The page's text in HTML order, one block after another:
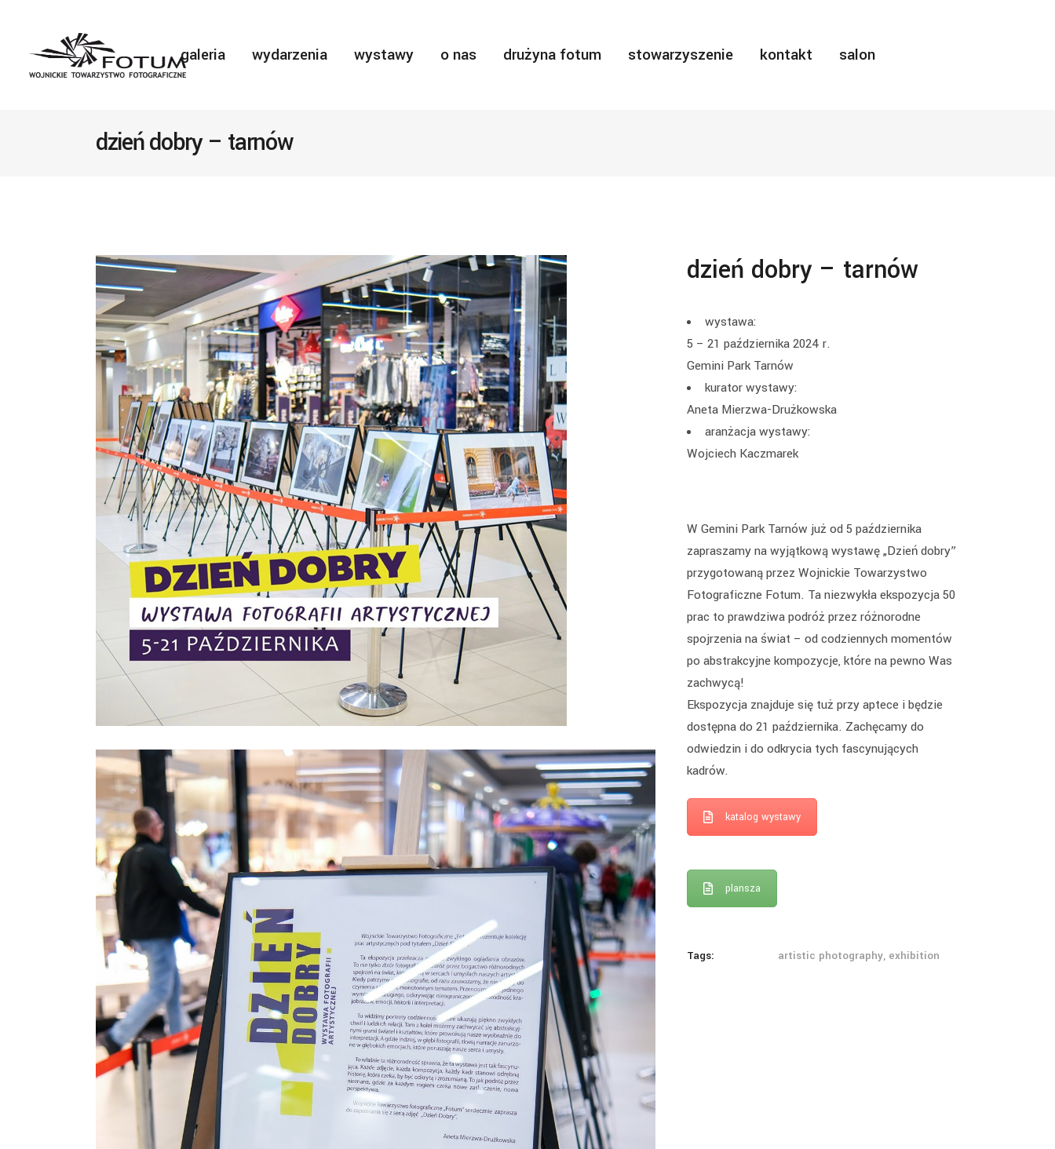
galeria wydarzenia wystawy o nas drużyna fotum stowarzyszenie kontakt salon
dzień dobry – tarnów
dzień dobry – tarnów
wystawa:
5 – 21 października 2024 r.
Gemini Park Tarnów
kurator wystawy:
Aneta Mierzwa-Drużkowska
aranżacja wystawy:
Wojciech Kaczmarek
W Gemini Park Tarnów już od 5 października
zapraszamy na wyjątkową wystawę „Dzień dobry”
przygotowaną przez Wojnickie Towarzystwo
Fotograficzne Fotum. Ta niezwykła ekspozycja 50
prac to prawdziwa podróż przez różnorodne
spojrzenia na świat – od codziennych momentów
po abstrakcyjne kompozycje, które na pewno Was
zachwycą!
Ekspozycja znajduje się tuż przy aptece i będzie
dostępna do 21 października. Zachęcamy do
odwiedzin i do odkrycia tych fascynujących
kadrów.
katalog wystawy
plansza
Tags: artistic photography, exhibition